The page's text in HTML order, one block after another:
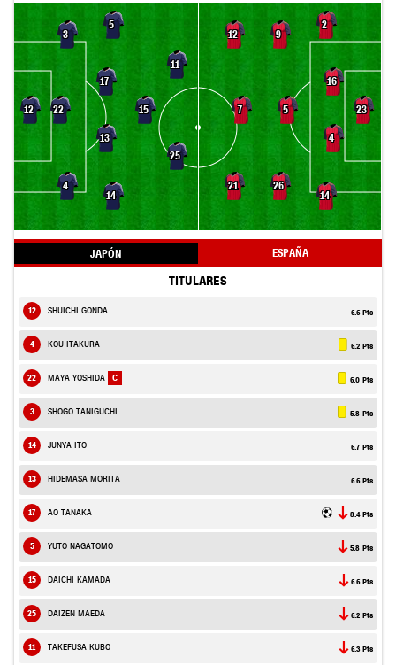
12
3
22
4
5
17
13
14
15
11
25
23
2
16
4
14
9
5
26
12
7
21
JAPÓN ESPAÑA
TITULARES
12 SHUICHI GONDA 6.6 Pts
4 KOU ITAKURA 6.2 Pts
22 MAYA YOSHIDA C 6.0 Pts
3 SHOGO TANIGUCHI 5.8 Pts
14 JUNYA ITO 6.7 Pts
13 HIDEMASA MORITA 6.6 Pts
17 AO TANAKA 8.4 Pts
5 YUTO NAGATOMO 5.8 Pts
15 DAICHI KAMADA 6.6 Pts
25 DAIZEN MAEDA 6.2 Pts
11 TAKEFUSA KUBO 6.3 Pts